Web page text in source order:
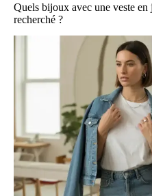
Quels bijoux avec une veste en
recherché ?